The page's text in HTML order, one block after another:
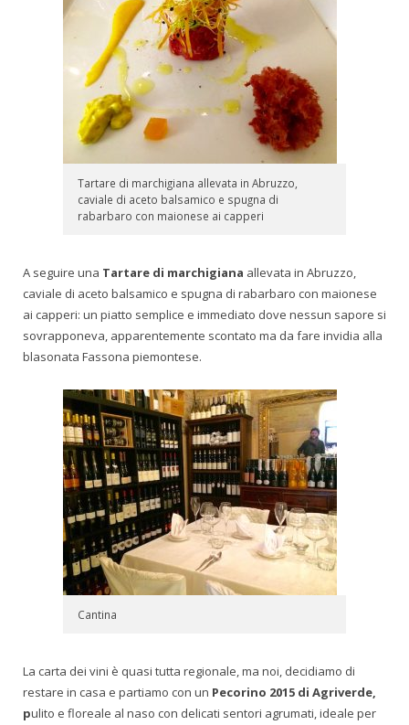
Tartare di marchigiana allevata in Abruzzo,
caviale di aceto balsamico e spugna di
rabarbaro con maionese ai capperi
A seguire una Tartare di marchigiana allevata in Abruzzo,
caviale di aceto balsamico e spugna di rabarbaro con maionese
ai capperi: un piatto semplice e immediato dove nessun sapore si
sovrapponeva, apparentemente scontato ma da fare invidia alla
blasonata Fassona piemontese.
Cantina
La carta dei vini è quasi tutta regionale, ma noi, decidiamo di
restare in casa e partiamo con un Pecorino 2015 di Agriverde,
pulito e floreale al naso con delicati sentori agrumati, ideale per